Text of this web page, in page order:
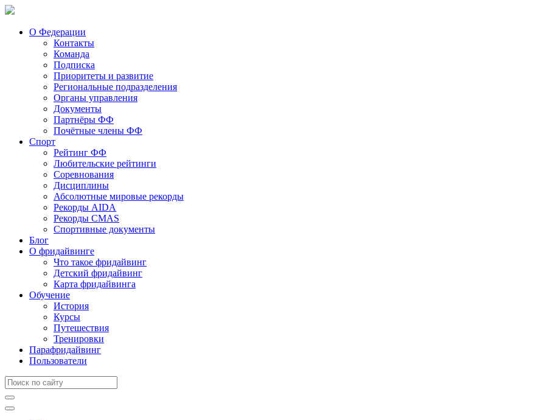
О Федерации
Контакты
Команда
Подписка
Приоритеты и развитие
Региональные подразделения
Органы управления
Документы
Партнёры ФФ
Почётные члены ФФ
Спорт
Рейтинг ФФ
Любительские рейтинги
Соревнования
Дисциплины
Абсолютные мировые рекорды
Рекорды AIDA
Рекорды CMAS
Спортивные документы
Блог
О фридайвинге
Что такое фридайвинг
Детский фридайвинг
Карта фридайвинга
Обучение
История
Курсы
Путешествия
Тренировки
Парафридайвинг
Пользователи